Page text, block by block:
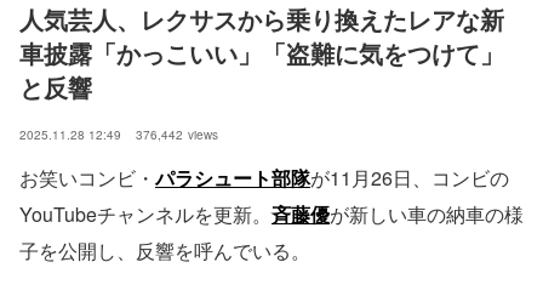
人気芸人、レクサスから乗り換えたレアな新
車披露「かっこいい」「盗難に気をつけて」
と反響
2025.11.28 12:49 376,442 views
お笑いコンビ・パラシュート部隊が11月26日、コンビの
YouTubeチャンネルを更新。斉藤優が新しい車の納車の様
子を公開し、反響を呼んでいる。